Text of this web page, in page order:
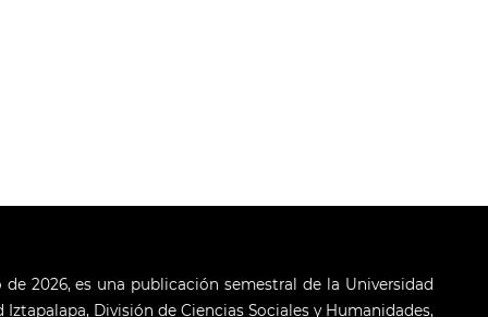
de 2026, es una publicación semestral de la Universidad
División de Ciencias Sociales y Humanidades,